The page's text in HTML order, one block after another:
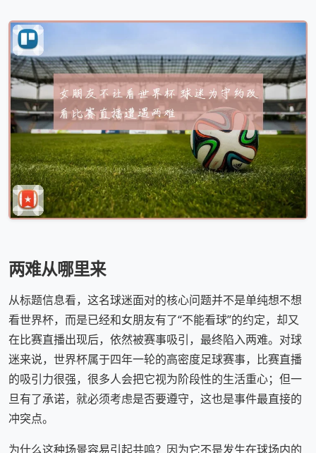
两难从哪里来
从标题信息看，这名球迷面对的核心问题并不是单纯想不想
看世界杯，而是已经和女朋友有了“不能看球”的约定，却又
在比赛直播出现后，依然被赛事吸引，最终陷入两难。对球
迷来说，世界杯属于四年一轮的高密度足球赛事，比赛直播
的吸引力很强，很多人会把它视为阶段性的生活重心；但一
旦有了承诺，就必须考虑是否要遵守，这也是事件最直接的
冲突点。
为什么这种场景容易引起共鸣？因为它不是发生在球场内的